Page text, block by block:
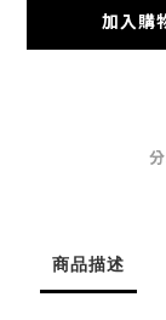
加入購
商品描述